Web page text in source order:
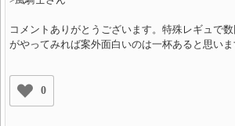
コメントありがとうございます。特殊レギュで
がやってみれば案外面白いのは一杯あると思いま
0